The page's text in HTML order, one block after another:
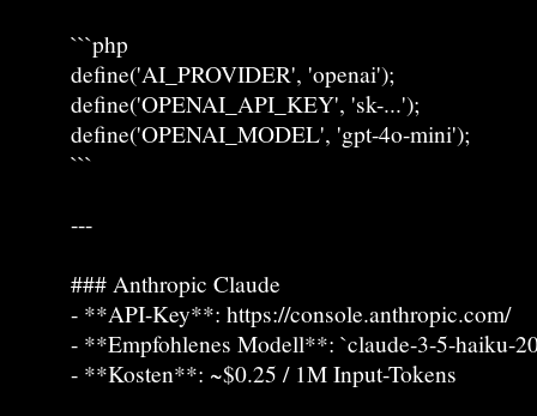
```php
define('AI_PROVIDER', 'openai');
define('OPENAI_API_KEY', 'sk-...');
define('OPENAI_MODEL', 'gpt-4o-mini');
```
---
### Anthropic Claude
- **API-Key**: https://console.anthropic.com/
- **Empfohlenes Modell**: `claude-3-5-haiku-
- **Kosten**: ~$0.25 / 1M Input-Tokens